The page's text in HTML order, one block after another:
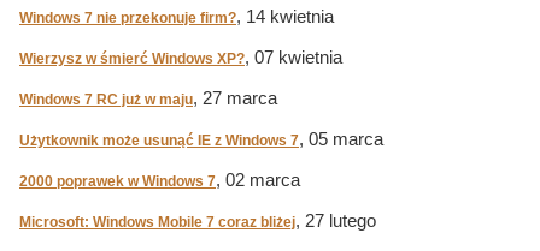
Windows 7 nie przekonuje firm?, 14 kwietnia
Wierzysz w śmierć Windows XP?, 07 kwietnia
Windows 7 RC już w maju, 27 marca
Użytkownik może usunąć IE z Windows 7, 05 marca
2000 poprawek w Windows 7, 02 marca
Microsoft: Windows Mobile 7 coraz bliżej, 27 lutego